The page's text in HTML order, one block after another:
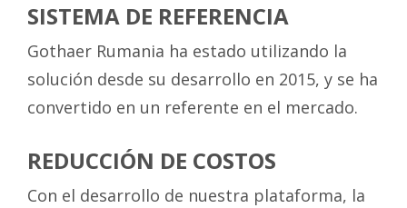
SISTEMA DE REFERENCIA
Gothaer Rumania ha estado utilizando la
solución desde su desarrollo en 2015, y se ha
convertido en un referente en el mercado.
REDUCCIÓN DE COSTOS
Con el desarrollo de nuestra plataforma, la